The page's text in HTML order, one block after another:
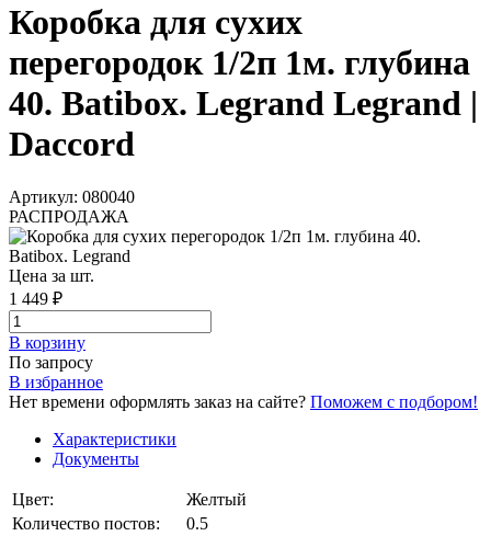
Коробка для сухих
перегородок 1/2п 1м. глубина
40. Batibox. Legrand Legrand |
Daccord
Артикул: 080040
РАСПРОДАЖА
Цена за шт.
1 449 ₽
В корзинy
По запросу
В избранное
Нет времени оформлять заказ на сайте? Поможем с подбором!
Характеристики
Документы
Цвет:
Желтый
Количество постов:
0.5